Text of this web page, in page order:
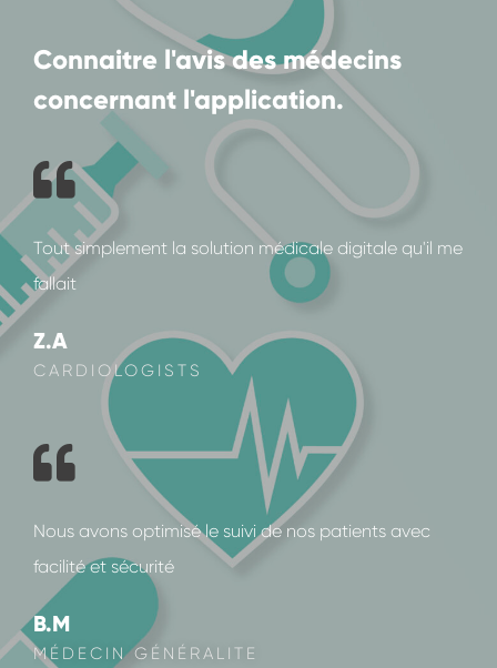
Connaitre l'avis des médecins
concernant l'application.
Tout simplement la solution médicale digitale qu'il me
fallait
Z.A
CARDIOLOGISTS
Nous avons optimisé le suivi de nos patients avec
facilité et sécurité
B.M
MÉDECIN GÉNÉRALITE